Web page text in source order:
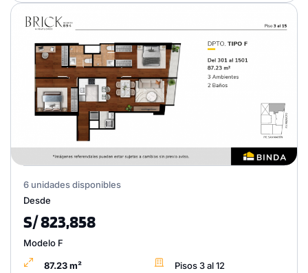
6 unidades disponibles
Desde
S/ 823,858
Modelo F
87.23 m² Pisos 3 al 12